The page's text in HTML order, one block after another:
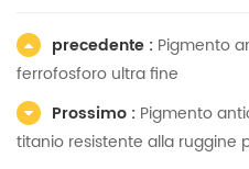
precedente : Pigmento
ferrofosforo ultra fine
Prossimo : Pigmento
titanio resistente alla ruggine